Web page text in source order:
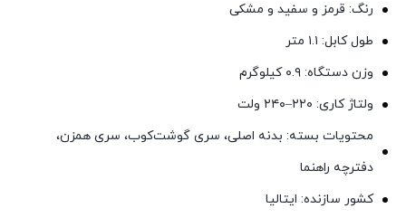
رنگ: قرمز و سفید و مشکی
طول کابل: ۱.۱ متر
وزن دستگاه: ۰.۹ کیلوگرم
ولتاژ کاری: ۲۲۰–۲۴۰ ولت
محتویات بسته: بدنه اصلی، سری گوشت‌کوب، سری همزن،
دفترچه راهنما
کشور سازنده: ایتالیا